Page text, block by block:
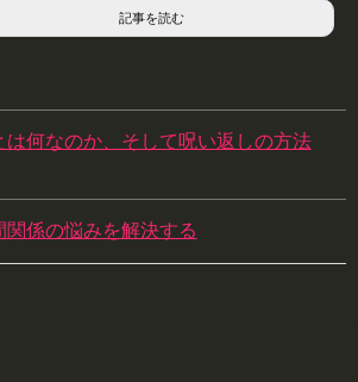
記事を読む
は何なのか、そして呪い返しの方法
関係の悩みを解決する